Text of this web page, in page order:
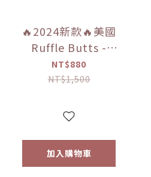
🔥2024新款🔥美國
Ruffle Butts -
「水綠色/薄荷綠/矢
車菊藍格/海軍藍格
洋藍綠色條紋/彩虹
灘天堂/海洋地平線/
大海閃亮」 男童泳
NT$880
NT$1,500
加入購物車